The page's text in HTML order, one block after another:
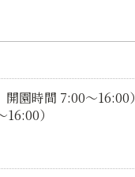
園時間 7:00～16:00）
）